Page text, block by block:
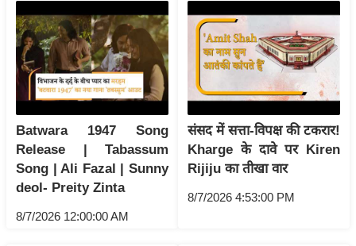
ल्म
स
मी
क्षा
r
e
a
k
i
Batwara 1947 Song
Release | Tabassum
Song | Ali Fazal | Sunny
deol- Preity Zinta
8/7/2026 12:00:00 AM
संसद में सत्ता-विपक्ष की टकरार!
Kharge के दावे पर Kiren
Rijiju का तीखा वार
8/7/2026 4:53:00 PM